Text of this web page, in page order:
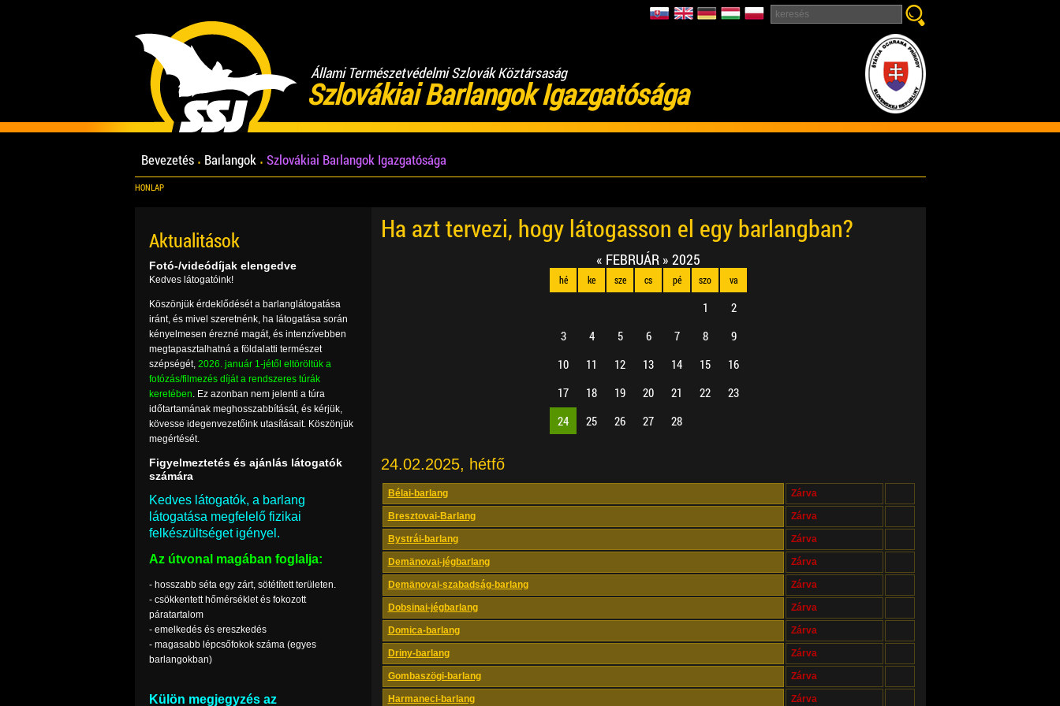
Állami Természetvédelmi Szlovák Köztársaság
Szlovákiai Barlangok Igazgatósága
Bevezetés Barlangok Szlovákiai Barlangok Igazgatósága
HONLAP
Ha azt tervezi, hogy látogasson el egy barlangban?
« FEBRUÁR » 2025
hé ke sze cs pé szo va
1
2
3
4 5 6 7 8
9
10
11 12 13 14 15
16
17
18 19 20 21 22
23
24
25 26 27 28
24.02.2025, hétfő
Bélai-barlang Zárva
Bresztovai-Barlang Zárva
Bystrái-barlang Zárva
Demänovai-jégbarlang Zárva
Demänovai-szabadság-barlang Zárva
Dobsinai-jégbarlang Zárva
Domica-barlang Zárva
Driny-barlang Zárva
Gombaszögi-barlang Zárva
Harmaneci-barlang Zárva
Aktualitások
Fotó-/videódíjak elengedve
Kedves látogatóink!
Köszönjük érdeklődését a barlanglátogatása
iránt, és mivel szeretnénk, ha látogatása során
kényelmesen érezné magát, és intenzívebben
megtapasztalhatná a földalatti természet
szépségét, 2026. január 1-jétől eltöröltük a
fotózás/filmezés díját a rendszeres túrák
keretében. Ez azonban nem jelenti a túra
időtartamának meghosszabbítását, és kérjük,
kövesse idegenvezetőink utasításait. Köszönjük
megértését.
Figyelmeztetés és ajánlás látogatók
számára
Kedves látogatók, a barlang
látogatása megfelelő fizikai
felkészültséget igényel.
Az útvonal magában foglalja:
- hosszabb séta egy zárt, sötétített területen.
- csökkentett hőmérséklet és fokozott
páratartalom
- emelkedés és ereszkedés
- magasabb lépcsőfokok száma (egyes
barlangokban)
Külön megjegyzés az